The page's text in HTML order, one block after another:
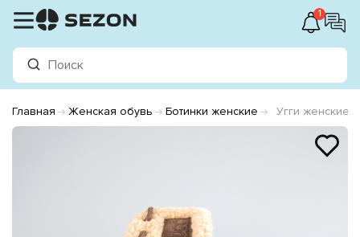
1
Главная Женская обувь Ботинки женские Угги женские